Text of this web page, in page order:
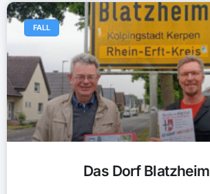
FALL
Das Dorf Blatzheim